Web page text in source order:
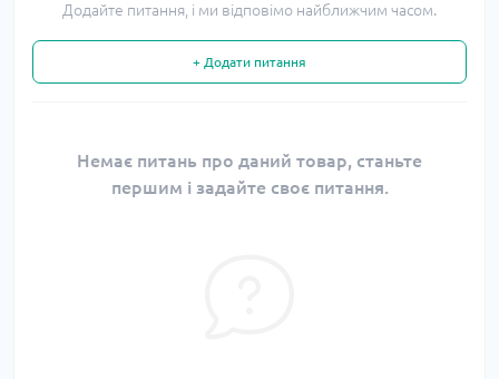
Додайте питання, і ми відповімо найближчим часом.
+ Додати питання
Немає питань про даний товар, станьте
першим і задайте своє питання.